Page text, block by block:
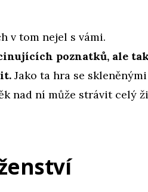
v tom nejel s vámi.
poznatků, ale
Jako ta hra se skleněnými
nad ní může strávit celý